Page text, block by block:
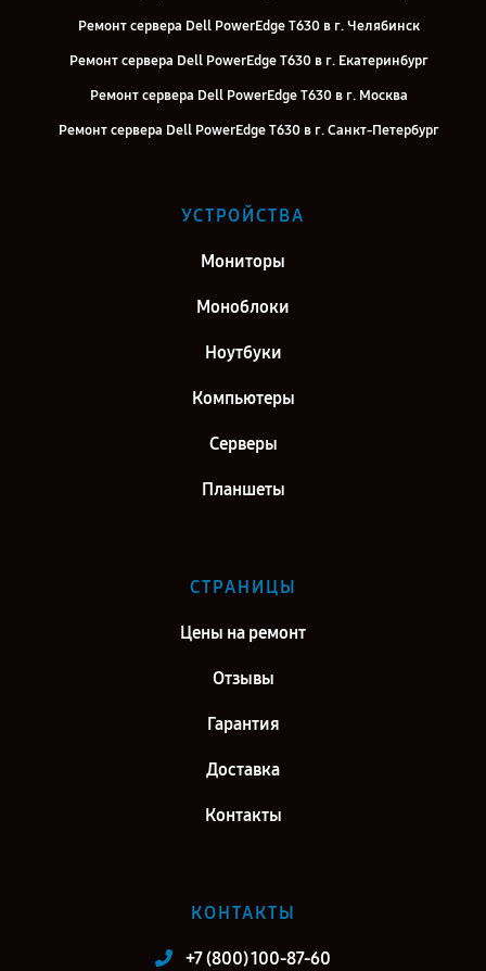
Ремонт сервера Dell PowerEdge T630 в г. Челябинск
Ремонт сервера Dell PowerEdge T630 в г. Екатеринбург
Ремонт сервера Dell PowerEdge T630 в г. Москва
Ремонт сервера Dell PowerEdge T630 в г. Санкт-Петербург
УСТРОЙСТВА
Мониторы
Моноблоки
Ноутбуки
Компьютеры
Серверы
Планшеты
СТРАНИЦЫ
Цены на ремонт
Отзывы
Гарантия
Доставка
Контакты
КОНТАКТЫ
+7 (800) 100-87-60